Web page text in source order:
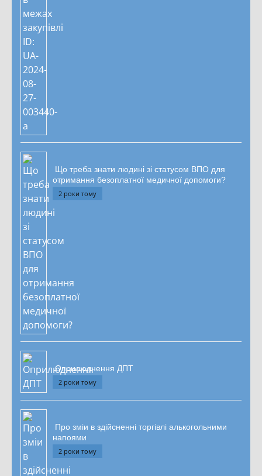
Що треба знати людині зі статусом ВПО для
отримання безоплатної медичної допомоги?
2 роки тому
Оприлюднення ДПТ
2 роки тому
Про зміи в здійсненні торгівлі алькогольними
напоями
2 роки тому